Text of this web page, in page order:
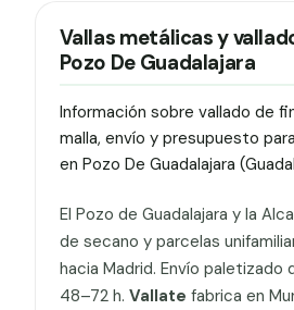
Vallas metálicas y
Pozo De Guadalajara
Información sobre vallado de
malla, envío y presupuesto
en Pozo De Guadalajara
El Pozo de Guadalajara y la
de secano y parcelas
hacia Madrid. Envío paletizado
48–72 h. Vallate fabrica en